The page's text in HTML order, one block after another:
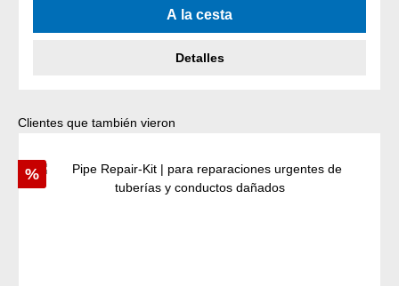
A la cesta
Detalles
Omitir la galería de productos
Clientes que también vieron
Descuento
%